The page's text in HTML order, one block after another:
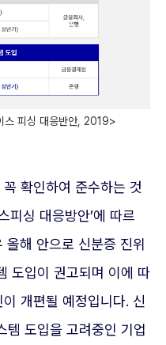
스 피싱 대응반안, 2019>
확인하여 준수하는 것
피싱 대응방안’에 따르
해 안으로 신분증 진위
도입이 권고되며 이에 따
개편될 예정입니다. 신
템 도입을 고려중인 기업